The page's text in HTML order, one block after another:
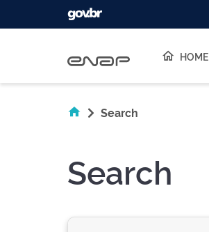
HOME
Search
Search